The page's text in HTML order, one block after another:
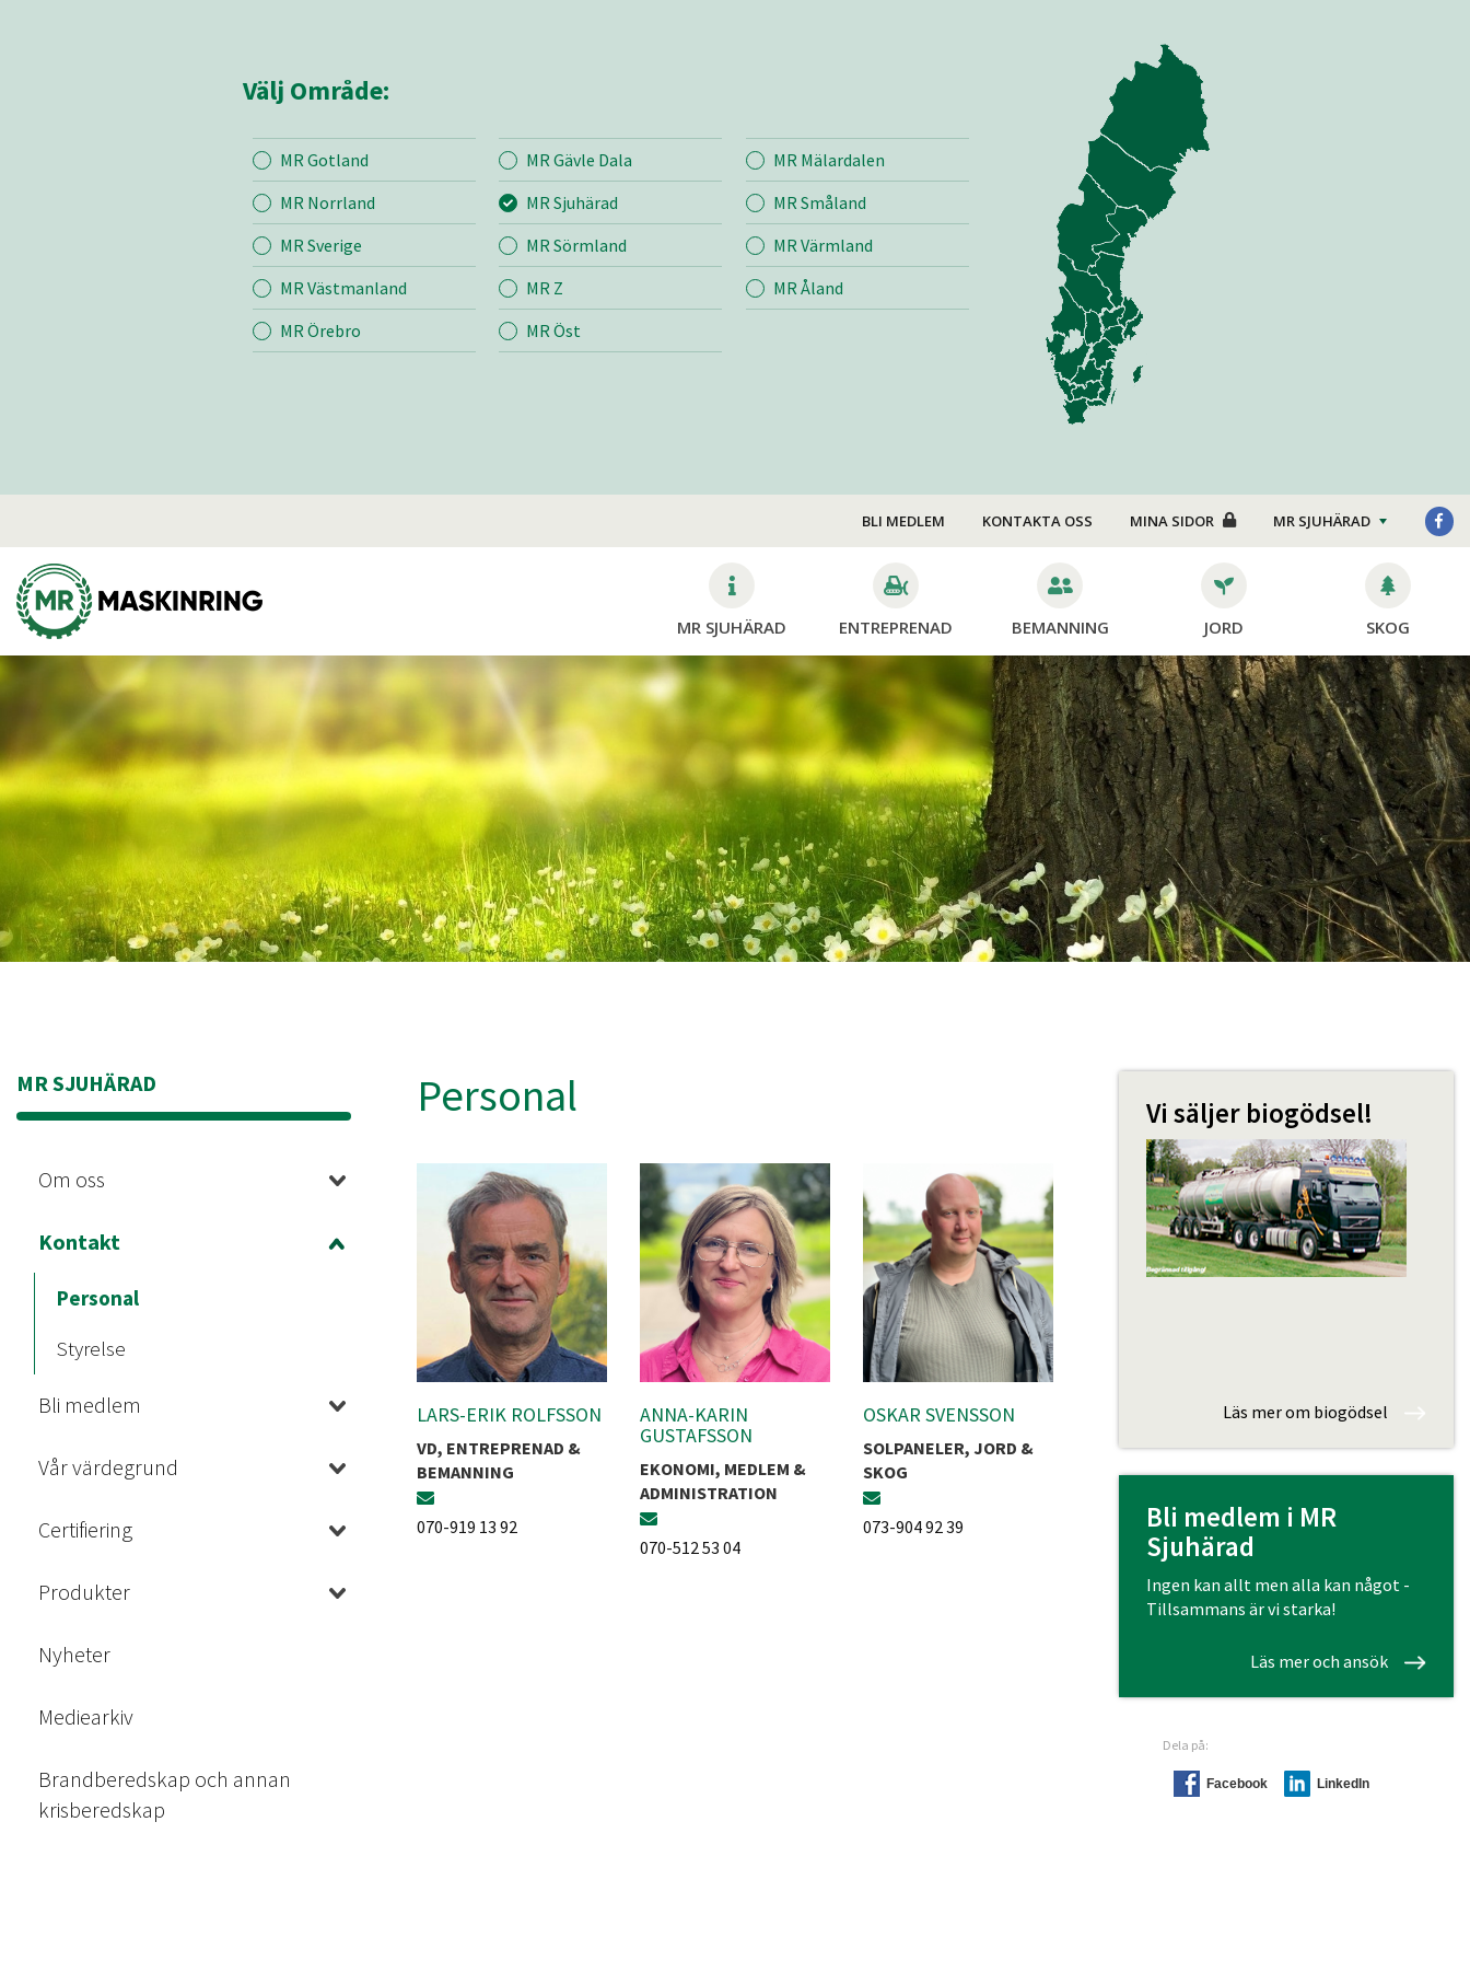
Mina sidor MR Sjuhärad Entreprenad
Mina sidor
Snö & Sand
fastighetsskötsel
Bemanning
Bygg & Anläggning
Industri & Verkstad
Jord
Foder/strö
Stängsel
Skötsel
Skog
Dikning
Plantering
Röjning
Skotning
Välj Område:
MR Gotland MR Gävle Dala
MR Mälardalen
MR Norrland
MR Sjuhärad
MR Småland
MR Sverige
MR Sörmland
MR Värmland
MR Västmanland
MR Z
MR Åland
MR Örebro
MR Öst
BLI MEDLEM KONTAKTA OSS MINA SIDOR MR SJUHÄRAD
MR SJUHÄRAD ENTREPRENAD BEMANNING JORD SKOG
MR SJUHÄRAD
Om oss
Kontakt
Personal
Styrelse
Bli medlem
Vår värdegrund
Certifiering
Produkter
Nyheter
Mediearkiv
Brandberedskap och annan
krisberedskap
Personal
LARS-ERIK ROLFSSON
VD, ENTREPRENAD &
BEMANNING
070-919 13 92
ANNA-KARIN
GUSTAFSSON
EKONOMI, MEDLEM &
ADMINISTRATION
070-512 53 04
OSKAR SVENSSON
SOLPANELER, JORD &
SKOG
073-904 92 39
Vi säljer biogödsel!
Läs mer om biogödsel
Bli medlem i MR
Sjuhärad
Ingen kan allt men alla kan något -
Tillsammans är vi starka!
Läs mer och ansök
Dela på:
Facebook LinkedIn